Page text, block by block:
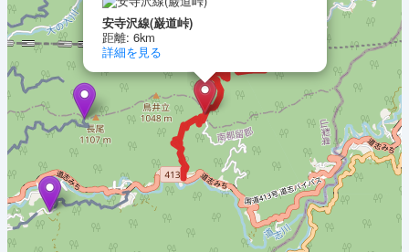
安寺沢線(巌道峠)
距離: 6km
詳細を見る